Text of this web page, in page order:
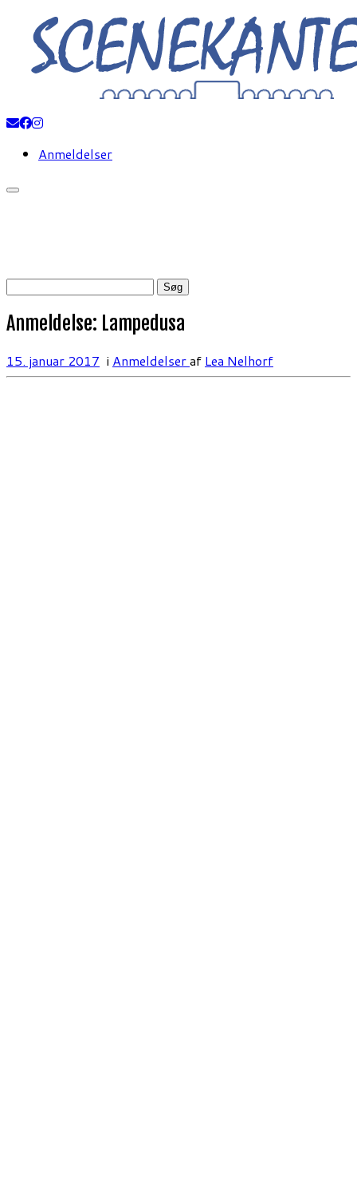
Fortsæt
indhold
Anmeldelser
Søg
Anmeldelse: Lampedusa
15. januar 2017 i Anmeldelseraf Lea Nelhorf